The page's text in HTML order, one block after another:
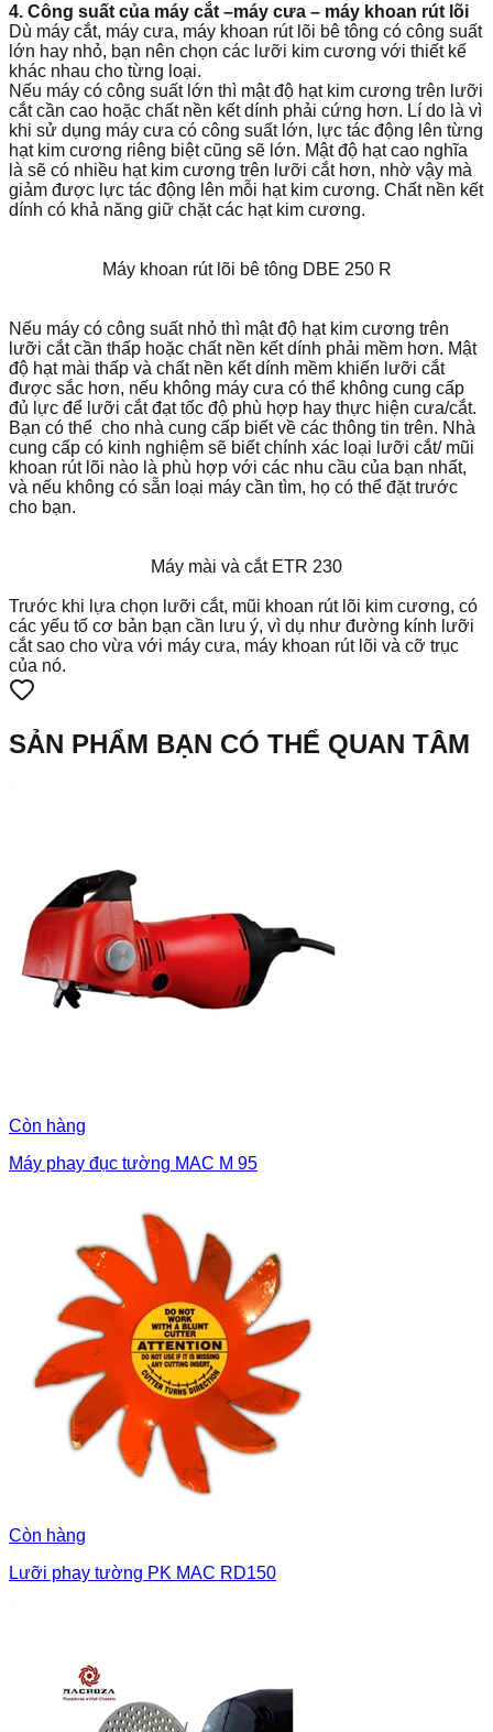
4. Công suất của máy cắt –máy cưa – máy khoan rút lõi
Dù máy cắt, máy cưa, máy khoan rút lõi bê tông có công suất
lớn hay nhỏ, bạn nên chọn các lưỡi kim cương với thiết kế
khác nhau cho từng loại.
Nếu máy có công suất lớn thì mật độ hạt kim cương trên lưỡi
cắt cần cao hoặc chất nền kết dính phải cứng hơn. Lí do là vì
khi sử dụng máy cưa có công suất lớn, lực tác động lên từng
hạt kim cương riêng biệt cũng sẽ lớn. Mật độ hạt cao nghĩa
là sẽ có nhiều hạt kim cương trên lưỡi cắt hơn, nhờ vậy mà
giảm được lực tác động lên mỗi hạt kim cương. Chất nền kết
dính có khả năng giữ chặt các hạt kim cương.
Máy khoan rút lõi bê tông DBE 250 R
Nếu máy có công suất nhỏ thì mật độ hạt kim cương trên
lưỡi cắt cần thấp hoặc chất nền kết dính phải mềm hơn. Mật
độ hạt mài thấp và chất nền kết dính mềm khiến lưỡi cắt
được sắc hơn, nếu không máy cưa có thể không cung cấp
đủ lực để lưỡi cắt đạt tốc độ phù hợp hay thực hiện cưa/cắt.
Bạn có thể cho nhà cung cấp biết về các thông tin trên. Nhà
cung cấp có kinh nghiệm sẽ biết chính xác loại lưỡi cắt/ mũi
khoan rút lõi nào là phù hợp với các nhu cầu của bạn nhất,
và nếu không có sẵn loại máy cần tìm, họ có thể đặt trước
cho bạn.
Máy mài và cắt ETR 230
Trước khi lựa chọn lưỡi cắt, mũi khoan rút lõi kim cương, có
các yếu tố cơ bản bạn cần lưu ý, vì dụ như đường kính lưỡi
cắt sao cho vừa với máy cưa, máy khoan rút lõi và cỡ trục
của nó.
SẢN PHẨM BẠN CÓ THỂ QUAN TÂM
Còn hàng
Máy phay đục tường MAC M 95
Còn hàng
Lưỡi phay tường PK MAC RD150